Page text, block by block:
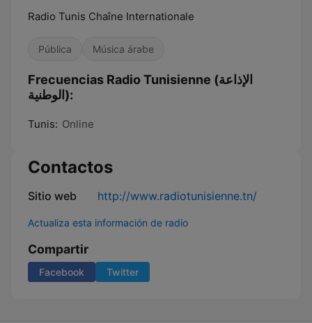
Radio Tunis Chaîne Internationale
Pública Música árabe
Frecuencias Radio Tunisienne (الإذاعة
الوطنية):
Tunis: Online
Contactos
Sitio web http://www.radiotunisienne.tn/
Actualiza esta información de radio
Compartir
Facebook Twitter